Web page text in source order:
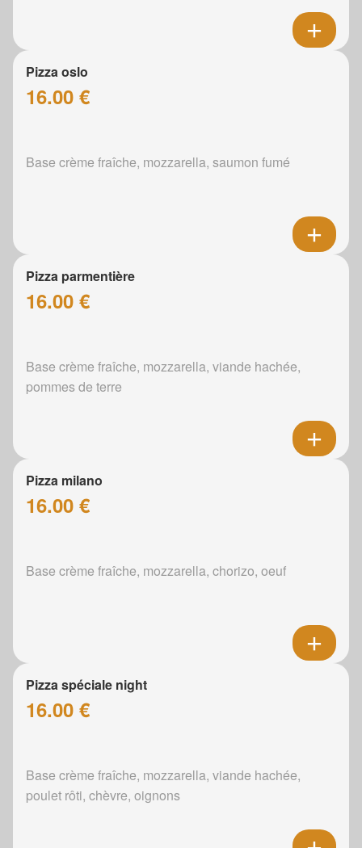
Pizza oslo
16.00 €
Base crème fraîche, mozzarella, saumon fumé
Pizza parmentière
16.00 €
Base crème fraîche, mozzarella, viande hachée,
pommes de terre
Pizza milano
16.00 €
Base crème fraîche, mozzarella, chorizo, oeuf
Pizza spéciale night
16.00 €
Base crème fraîche, mozzarella, viande hachée,
poulet rôti, chèvre, oignons